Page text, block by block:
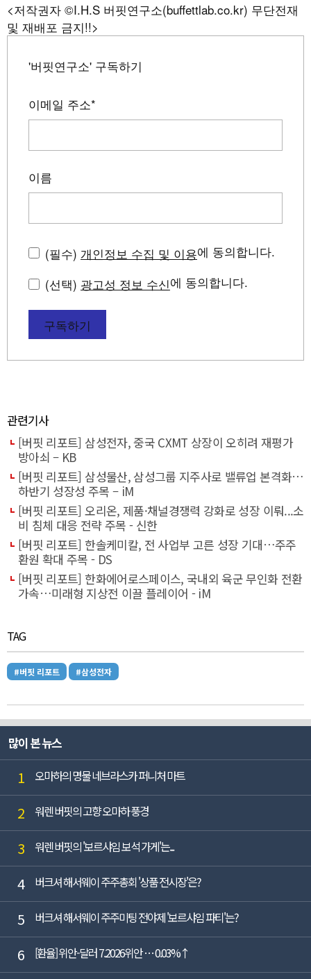
<저작권자 ©I.H.S 버핏연구소(buffettlab.co.kr) 무단전재
및 재배포 금지!!>
'버핏연구소' 구독하기
이메일 주소*
이름
(필수) 개인정보 수집 및 이용에 동의합니다.
(선택) 광고성 정보 수신에 동의합니다.
구독하기
관련기사
[버핏 리포트] 삼성전자, 중국 CXMT 상장이 오히려 재평가
방아쇠 – KB
[버핏 리포트] 삼성물산, 삼성그룹 지주사로 밸류업 본격화…
하반기 성장성 주목 – iM
[버핏 리포트] 오리온, 제품·채널경쟁력 강화로 성장 이뤄...소
비 침체 대응 전략 주목 - 신한
[버핏 리포트] 한솔케미칼, 전 사업부 고른 성장 기대…주주
환원 확대 주목 - DS
[버핏 리포트] 한화에어로스페이스, 국내외 육군 무인화 전환
가속…미래형 지상전 이끌 플레이어 - iM
TAG
#버핏 리포트 #삼성전자
많이 본 뉴스
1 오마하의 명물 네브라스카 퍼니처 마트
2 워렌 버핏의 고향 오마하 풍경
3 워렌 버핏의 '보르샤임 보석 가게'는...
4 버크셔 해서웨이 주주총회 '상품 전시장'은?
5 버크셔 해서웨이 주주미팅 전야제 '보르샤임 파티'는?
6 [환율] 위안-달러 7.2026위안 … 0.03%↑